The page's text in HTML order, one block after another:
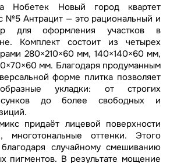
Нобетек Новый город квартет
Антрацит — это рациональный и
для оформления участков в
Комплект состоит из четырех
280×210×60 мм, 140×140×60 мм,
мм. Благодаря продуманным
форме плитка позволяет
укладки: от строгих
до более свободных и
придаёт лицевой поверхности
многотональные оттенки. Этого
случайному смешиванию
пигментов. В результате мощение